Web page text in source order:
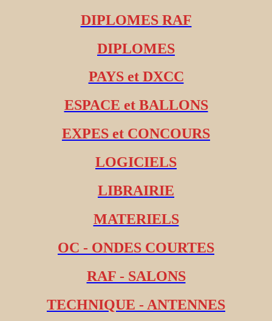
DIPLOMES RAF
DIPLOMES
PAYS et DXCC
ESPACE et BALLONS
EXPES et CONCOURS
LOGICIELS
LIBRAIRIE
MATERIELS
OC - ONDES COURTES
RAF - SALONS
TECHNIQUE - ANTENNES